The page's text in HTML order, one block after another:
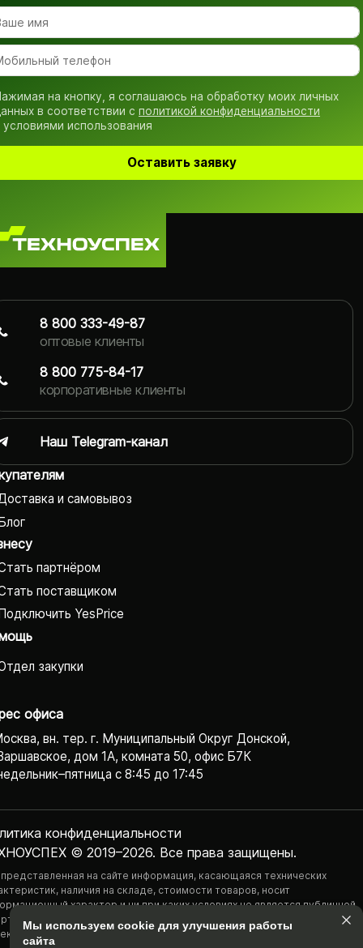
на кнопку, я соглашаюсь на обработку моих личных
в соответствии с политикой конфиденциальности
условиями использования
Оставить заявку
и самовывоз
партнёром
поставщиком
YesPrice
закупки
офиса
вн. тер. г. Муниципальный Округ Донской,
дом 1А, комната 50, офис Б7К
с 8:45 до 17:45
© 2019–2026. Все права защищены.
конфиденциаль­ности
на сайте информация, касающаяся технических
наличия на складе, стоимости товаров, носит
характер и ни при каких условиях не является публичной
определяемой положениями Статьи 437(2) Гражданского
РФ.
8 800 333-49-87
оптовые клиенты
8 800 775-84-17
корпоративные клиенты
Наш Telegram-канал
Мы используем cookie для улучшения работы
сайта